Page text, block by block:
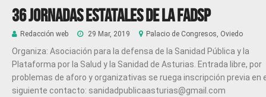
36 Jornadas estatales de la FADSP
Redacción web 29 Mar, 2019 Palacio de Congresos, Oviedo
Organiza: Asociación para la defensa de la Sanidad Pública y la
Plataforma por la Salud y la Sanidad de Asturias. Entrada libre, por
problemas de aforo y organizativas se ruega inscripción previa en
siguiente contacto: sanidadpublicaasturias@gmail.com